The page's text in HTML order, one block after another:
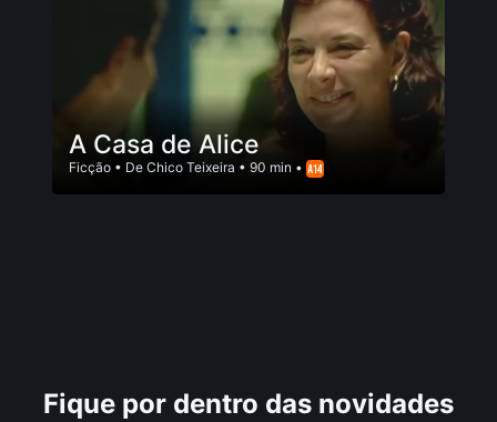
A Casa de Alice
Ficção • De Chico Teixeira • 90 min •
Fique por dentro das novidades